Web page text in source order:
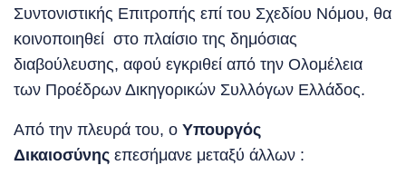
Συντονιστικής Επιτροπής επί του Σχεδίου Νόμου, θα
κοινοποιηθεί στο πλαίσιο της δημόσιας
διαβούλευσης, αφού εγκριθεί από την Ολομέλεια
των Προέδρων Δικηγορικών Συλλόγων Ελλάδος.
Από την πλευρά του, ο Υπουργός
Δικαιοσύνης επεσήμανε μεταξύ άλλων :